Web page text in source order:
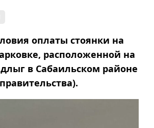
оплаты стоянки на
расположенной на
в Сабаильском районе